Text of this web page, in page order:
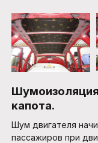
Шумоизоляция
капота.
Шум двигателя
пассажиров при